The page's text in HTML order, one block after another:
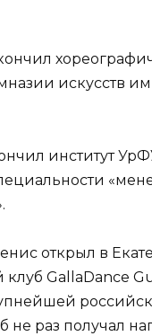
искусств
институт
открыл в
клуб GallaDance
не раз получал